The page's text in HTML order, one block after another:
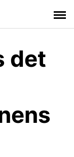
det